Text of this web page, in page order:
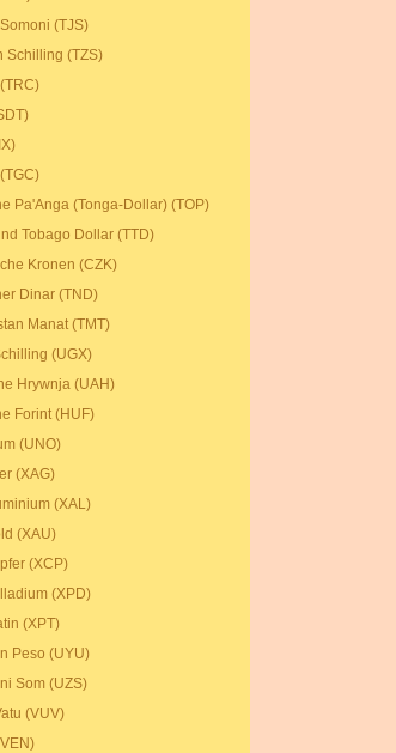
(TJS)
Schilling (TZS)
Pa'Anga (Tonga-Dollar) (TOP)
Tobago Dollar (TTD)
Kronen (CZK)
Dinar (TND)
Manat (TMT)
(UGX)
Hrywnja (UAH)
Forint (HUF)
(UNO)
(XAG)
(XAL)
(XAU)
(XCP)
(XPD)
(XPT)
Peso (UYU)
Som (UZS)
(VUV)